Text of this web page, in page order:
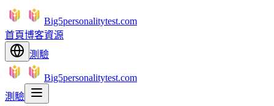
Big5personalitytest.com
首頁博客資源
測驗
Big5personalitytest.com
測驗